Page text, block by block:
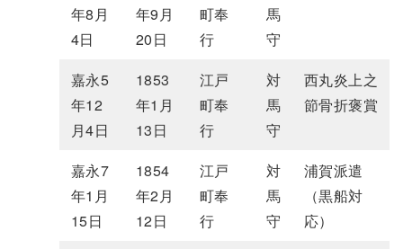
年8月
4日
年9月
20日
町奉
行
馬
守
嘉永5
年12
月4日
1853
年1月
13日
江戸
町奉
行
対
馬
守
西丸炎上之
節骨折褒賞
嘉永7
年1月
15日
1854
年2月
12日
江戸
町奉
行
対
馬
守
浦賀派遣
（黒船対
応）